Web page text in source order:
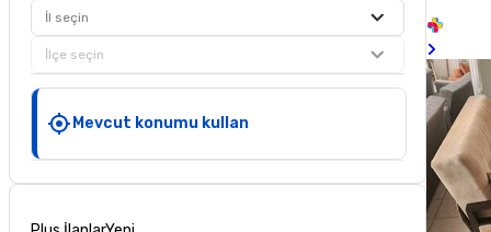
İl seçin
İlçe seçin
Mevcut konumu kullan